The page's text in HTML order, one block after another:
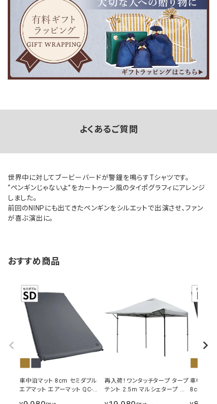
よくあるご質問
世界中に対してブービーバードが警鐘を鳴らすTシャツです。
“ペンギンじゃないよ”をカートゥーン風のタイポグラフィにアレンジ
しました。
前回のNINPにも出てきたペンギンをシルエットで出演させ、ファン
が喜ぶ演出に。
おすすめ商品
車中泊マット 8cm セミダブル
エアマット エアーマット QC-
再入荷！ワンタッチタープ タープ
テント 2.5m マルシェタープ ホ
車中泊マ
8cm厚 エ